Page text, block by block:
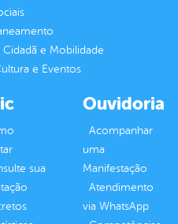
Cidadã e Mobilidade
e Eventos
sua
Ouvidoria
Acompanhar
uma
Manifestação
Atendimento
via WhatsApp